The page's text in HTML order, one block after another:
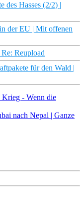
Hasses (2/2) |
der EU | Mit offenen
Reupload
für den Wald |
Krieg - Wenn die
nach Nepal | Ganze